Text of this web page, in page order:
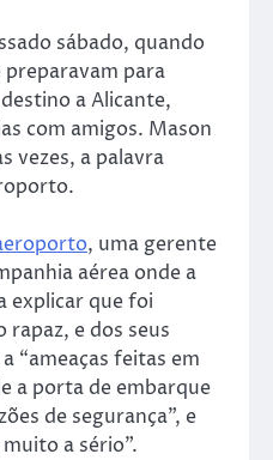
sábado, quando
preparavam para
a Alicante,
com amigos. Mason
vezes, a palavra
, uma gerente
aérea onde a
explicar que foi
rapaz, e dos seus
“ameaças feitas em
a porta de embarque
de segurança”, e
a sério”.